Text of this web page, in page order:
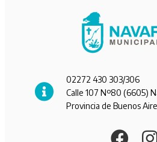
02272 430 303/306
Calle 107 Nº80 (6605)
Provincia de Buenos